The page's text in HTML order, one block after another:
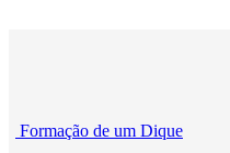
Formação de um Dique